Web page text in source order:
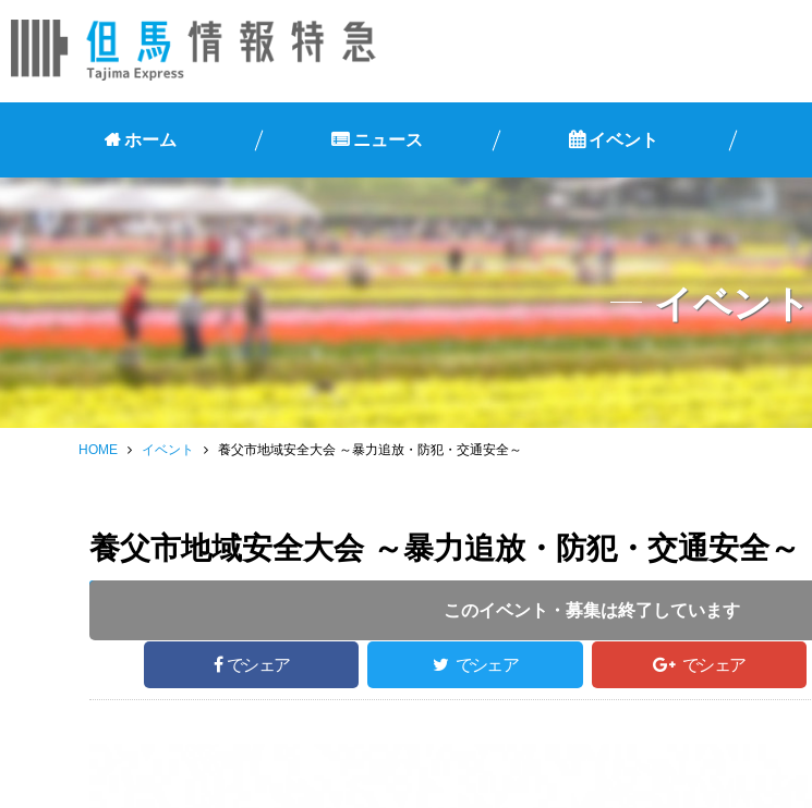
ホーム ニュース イベント
イベント
HOME イベント 養父市地域安全大会 ～暴力追放・防犯・交通安全～
養父市地域安全大会 ～暴力追放・防犯・交通安全～
このイベント・募集は終了しています
開催時間 : 13:30 ～ 15:30
でシェア でシェア でシェア